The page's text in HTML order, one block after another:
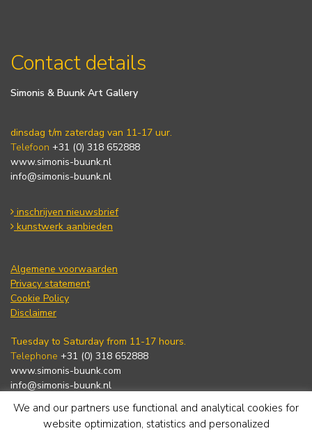
Contact details
Simonis & Buunk Art Gallery
dinsdag t/m zaterdag van 11-17 uur.
Telefoon +31 (0) 318 652888
www.simonis-buunk.nl
info@simonis-buunk.nl
inschrijven nieuwsbrief
kunstwerk aanbieden
Algemene voorwaarden
Privacy statement
Cookie Policy
Disclaimer
Tuesday to Saturday from 11-17 hours.
Telephone +31 (0) 318 652888
www.simonis-buunk.com
info@simonis-buunk.nl
subscribe to newsletter
We and our partners use functional and analytical cookies for
website optimization, statistics and personalized